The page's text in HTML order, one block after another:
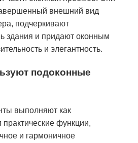
внешний вид
подчеркивают
здания и придают оконным
и элегантность.
подоконные
выполняют как
практические функции,
и гармоничное